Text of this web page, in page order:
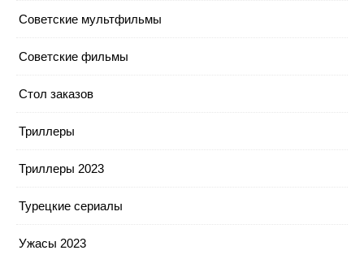
Советские мультфильмы
Советские фильмы
Стол заказов
Триллеры
Триллеры 2023
Турецкие сериалы
Ужасы 2023